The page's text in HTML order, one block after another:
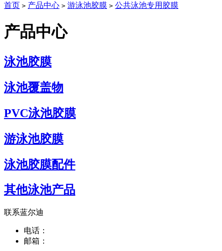
首页 > 产品中心 > 游泳池胶膜 > 公共泳池专用胶膜
产品中心
泳池胶膜
泳池覆盖物
PVC泳池胶膜
游泳池胶膜
泳池胶膜配件
其他泳池产品
联系蓝尔迪
电话：
邮箱：